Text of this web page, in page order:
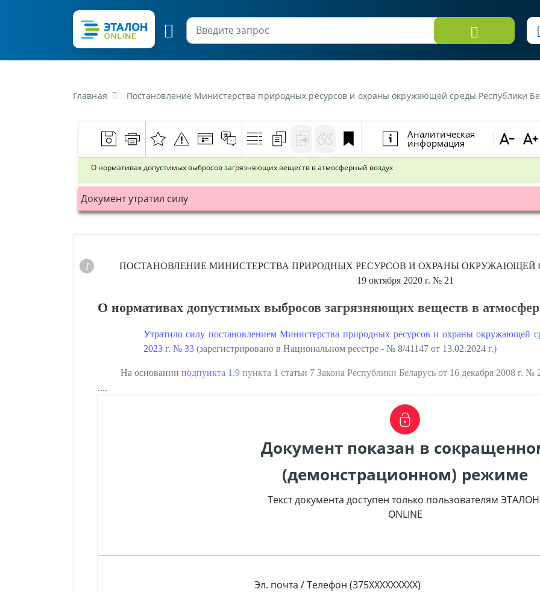
Главная Постановление Министерства природных ресурсов и охраны окружающей среды Республики Беларусь от 19 октября 2020 г. №21 «О нормативах
Аналитическая
информация
О нормативах допустимых выбросов загрязняющих веществ в атмосферный воздух
Документ утратил силу
ПОСТАНОВЛЕНИЕ МИНИСТЕРСТВА ПРИРОДНЫХ РЕСУРСОВ И ОХРАНЫ ОКРУЖАЮЩЕЙ
19 октября 2020 г. № 21
О нормативах допустимых выбросов загрязняющих веществ в
Утратило силу постановлением Министерства природных ресурсов и охраны окружающей
2023 г. № 33(зарегистрировано в Национальном реестре - № 8/41147 от 13.02.2024 г.)
На основании подпункта 1.9пункта 1 статьи 7 Закона Республики Беларусь от 16 декабря 2008 г.
....
Документ показан в
(демонстрационном) режиме
Текст документа доступен только пользователям
ONLINE
Эл. почта / Телефон (375XXXXXXXXX)